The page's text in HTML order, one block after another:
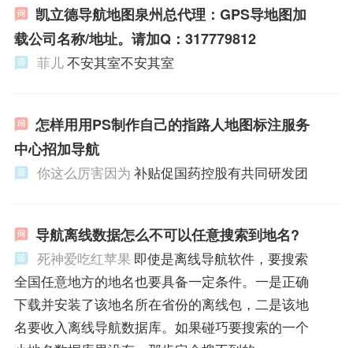
凯立德导航地图泉州总代理：GPS导地图加
载公司名称/地址。请加Q：317779812
菲儿不安其室不安其室
怎样用用PS制作自己的指路人地图标注服务
中心招加导航
你这么厉害因为 补贴促国药控股有共同研发团
导航离线数据怎么不可以任意搜索到地名?
死神爱吃红苹果 即使是离线导航软件，要搜索
全国任意地方的地名也要具备一定条件。一是正确
下载并安装了该地名所在省份的离线包，二是该地
名要收入离线导航数据库。如果碰巧要搜索的一个